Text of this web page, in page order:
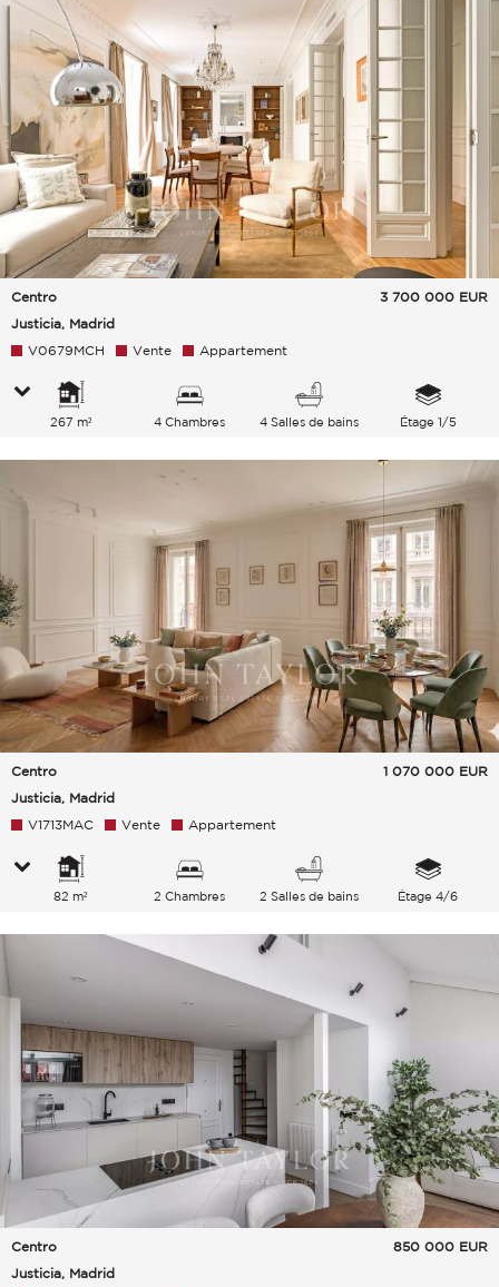
Centro
Justicia, Madrid
3 700 000 EUR
V0679MCH Vente Appartement
267 m² 4 Chambres 4 Salles de bains Étage 1/5
Centro
Justicia, Madrid
1 070 000 EUR
V1713MAC Vente Appartement
82 m² 2 Chambres 2 Salles de bains Étage 4/6
Centro
Justicia, Madrid
850 000 EUR